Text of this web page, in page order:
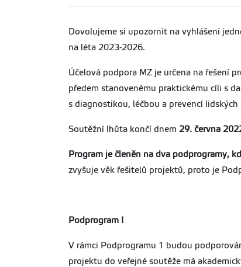
Dovolujeme si upozornit na vyhlášení
na léta 2023-2026.
Účelová podpora MZ je určena na řešení
předem stanovenému praktickému cíli s
s diagnostikou, léčbou a prevencí lidských
Soutěžní lhůta končí dnem 29. června
Program je členěn na dva podprogramy,
zvyšuje věk řešitelů projektů, proto je
Podprogram I
V rámci Podprogramu 1 budou
projektu do veřejné soutěže má